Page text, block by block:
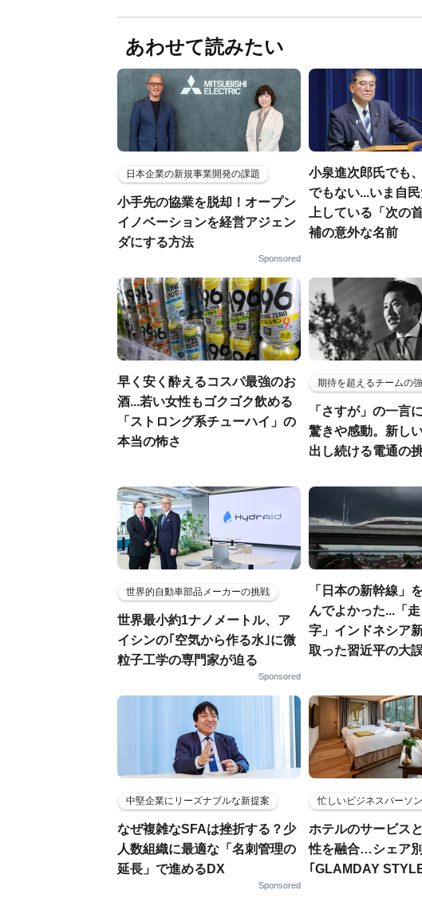
あわせて読みたい
日本企業の新規事業開発の課題
小手先の協業を脱却！オープン
イノベーションを経営アジェン
ダにする方法
Sponsored
小泉進次郎氏でも
でもない...いま自
上している「次の
補の意外な名前
早く安く酔えるコスパ最強のお
酒...若い女性もゴクゴク飲める
「ストロング系チューハイ」の
本当の怖さ
期待を超えるチームの
「さすが」の一言
驚きや感動。新し
出し続ける電通の
世界的自動車部品メーカーの挑戦
世界最小約1ナノメートル、ア
イシンの｢空気から作る水｣に微
粒子工学の専門家が迫る
Sponsored
「日本の新幹線」
んでよかった...「
字」インドネシア
取った習近平の大
中堅企業にリーズナブルな新提案
なぜ複雑なSFAは挫折する？少
人数組織に最適な「名刺管理の
延長」で進めるDX
Sponsored
忙しいビジネスパーソ
ホテルのサービス
性を融合…シェア
｢GLAMDAY